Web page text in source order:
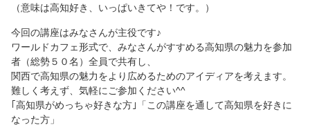
（意味は高知好き、いっぱいきてや！です。）
今回の講座はみなさんが主役です♪
ワールドカフェ形式で、みなさんがすすめる高知県の魅力を参加
者（総勢５０名）全員で共有し、
関西で高知県の魅力をより広めるためのアイディアを考えます。
難しく考えず、気軽にご参加ください^^
｢高知県がめっちゃ好きな方｣「この講座を通して高知県を好きに
なった方」